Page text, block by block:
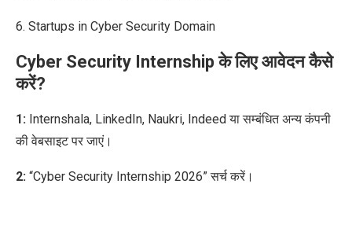
6. Startups in Cyber Security Domain
Cyber Security Internship के लिए आवेदन कैसे
करें?
1: Internshala, LinkedIn, Naukri, Indeed यासम्बंधित अन्यकंपनी
की वेबसाइट पर जाएं।
2: “Cyber Security Internship 2026” सर्च करें।